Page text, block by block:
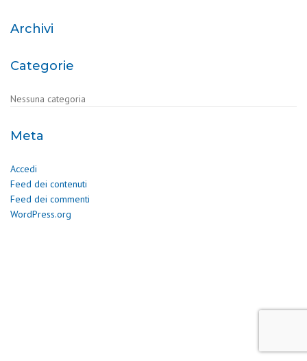
Archivi
Categorie
Nessuna categoria
Meta
Accedi
Feed dei contenuti
Feed dei commenti
WordPress.org